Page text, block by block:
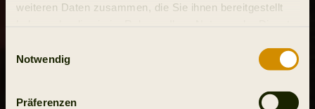
weiteren Daten zusammen, die Sie ihnen bereitgestellt
Notwendig
Präferenzen